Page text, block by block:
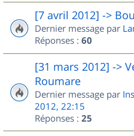
[7 avril 2012] ->
Dernier message par
Réponses : 60
[31 mars 2012] ->
Roumare
Dernier message par
2012, 22:15
Réponses : 25